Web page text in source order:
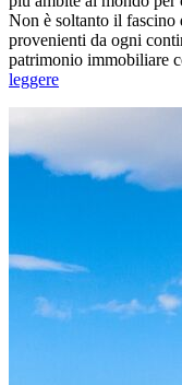
Non è soltanto il fascino
provenienti da ogni
patrimonio immobiliare
leggere